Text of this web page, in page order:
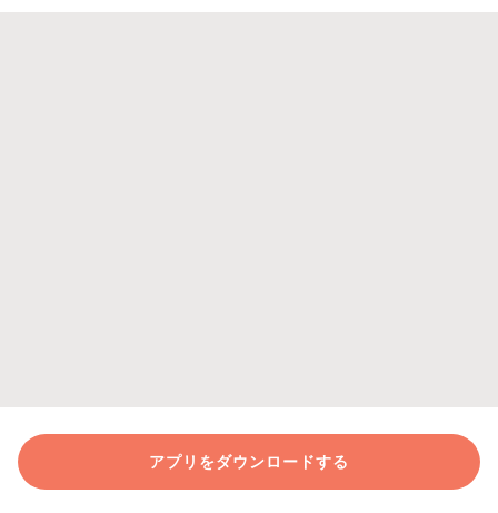
アプリをダウンロードする